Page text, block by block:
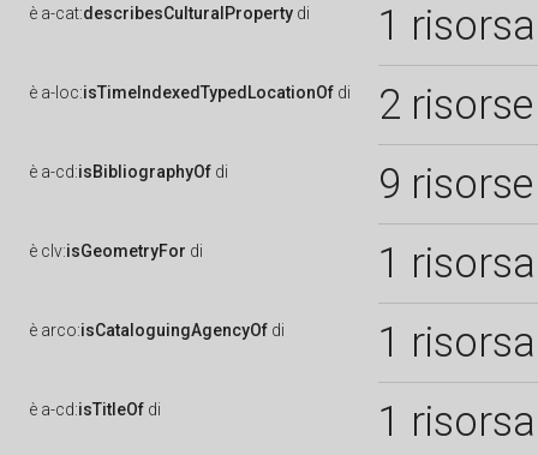
è a-cat:describesCulturalProperty di 1 risorsa
è a-loc:isTimeIndexedTypedLocationOf di 2 risorse
è a-cd:isBibliographyOf di 9 risorse
è clv:isGeometryFor di 1 risorsa
è arco:isCataloguingAgencyOf di 1 risorsa
è a-cd:isTitleOf di 1 risorsa